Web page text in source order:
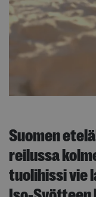
Suomen
reilussa
tuolihissi vie